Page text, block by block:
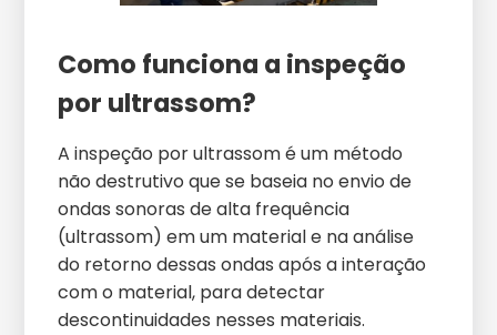
Como funciona a inspeção
por ultrassom?
A inspeção por ultrassom é um método
não destrutivo que se baseia no envio de
ondas sonoras de alta frequência
(ultrassom) em um material e na análise
do retorno dessas ondas após a interação
com o material, para detectar
descontinuidades nesses materiais.